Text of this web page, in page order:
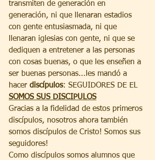
transmiten de generación en
generación, ni que llenaran estadios
con gente entusiasmada, ni que
llenaran iglesias con gente, ni que se
dediquen a entretener a las personas
con cosas buenas, o que les enseñen a
ser buenas personas...les mandó a
hacer discípulos: SEGUIDORES DE EL
SOMOS SUS DISCIPULOS
Gracias a la fidelidad de estos primeros
discípulos, nosotros ahora también
somos discípulos de Cristo! Somos sus
seguidores!
Como discípulos somos alumnos que